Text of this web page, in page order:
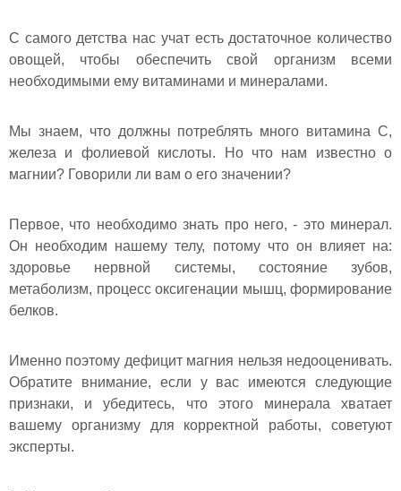
С самого детства нас учат есть достаточное количество
овощей, чтобы обеспечить свой организм всеми
необходимыми ему витаминами и минералами.
Мы знаем, что должны потреблять много витамина С,
железа и фолиевой кислоты. Но что нам известно о
магнии? Говорили ли вам о его значении?
Первое, что необходимо знать про него, - это минерал.
Он необходим нашему телу, потому что он влияет на:
здоровье нервной системы, состояние зубов,
метаболизм, процесс оксигенации мышц, формирование
белков.
Именно поэтому дефицит магния нельзя недооценивать.
Обратите внимание, если у вас имеются следующие
признаки, и убедитесь, что этого минерала хватает
вашему организму для корректной работы, советуют
эксперты.